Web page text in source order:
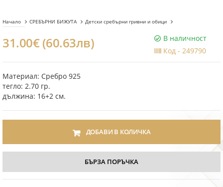
Начало СРЕБЪРНИ БИЖУТА Детски сребърни гривни и обици
31.00€ (60.63лв)
В наличност
Код -249790
Материал: Сребро 925
тегло: 2.70 гр.
дължина: 16+2 см.
ДОБАВИ В КОЛИЧКА
БЪРЗА ПОРЪЧКА